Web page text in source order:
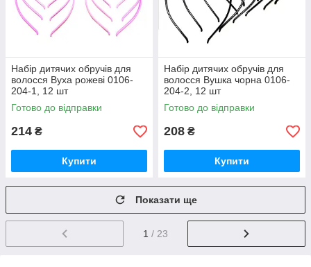
Набір дитячих обручів для
волосся Вуха рожеві 0106-
204-1, 12 шт
Готово до відправки
214 ₴
Купити
Набір дитячих обручів для
волосся Вушка чорна 0106-
204-2, 12 шт
Готово до відправки
208 ₴
Купити
Показати ще
1 / 23